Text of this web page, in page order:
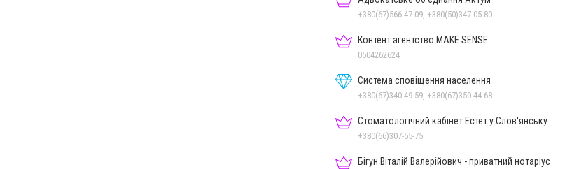
+380(67)566-47-09, +380(50)347-05-80
Контент агентство MAKE SENSE
0504262624
Система сповіщення населення
+380(67)340-49-59, +380(67)350-44-68
Стоматологічний кабінет Естет у Слов'янську
+380(66)307-55-75
Бігун Віталій Валерійович - приватний нотаріус